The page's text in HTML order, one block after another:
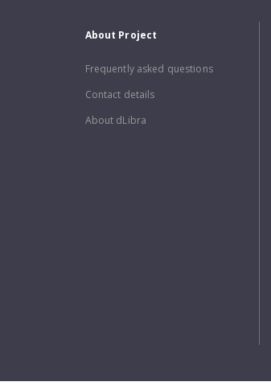
About Project
Frequently asked questions
Contact details
About dLibra